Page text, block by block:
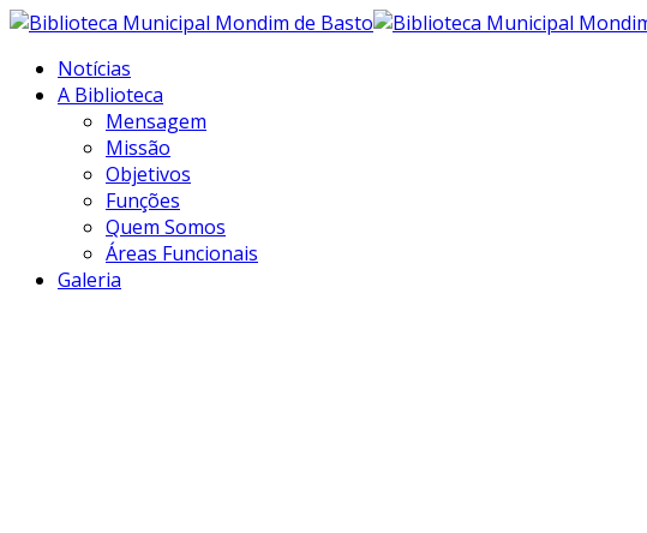
Notícias
A Biblioteca
Mensagem
Missão
Objetivos
Funções
Quem Somos
Áreas Funcionais
Galeria